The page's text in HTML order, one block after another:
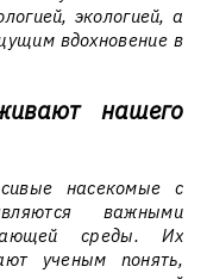
экологией, а
вдохновение в
нашего
насекомые с
важными
среды. Их
ученым понять,